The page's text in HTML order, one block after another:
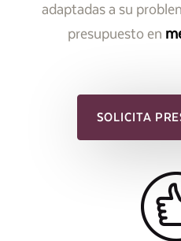
adaptadas a su
presupuesto en
SOLICITA